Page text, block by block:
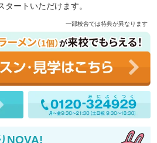
ートいただけます。
一部校舎では特典が異なります
NOVA!